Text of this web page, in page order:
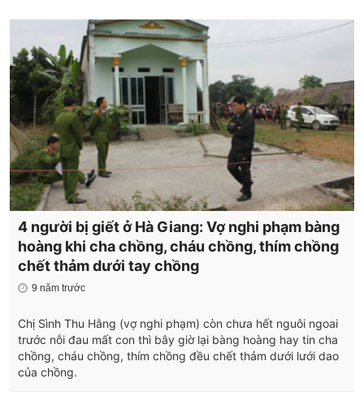
4 người bị giết ở Hà Giang: Vợ nghi phạm bàng
hoàng khi cha chồng, cháu chồng, thím chồng
chết thảm dưới tay chồng
9 năm trước
Chị Sình Thu Hằng (vợ nghi phạm) còn chưa hết nguôi ngoai
trước nỗi đau mất con thì bây giờ lại bàng hoàng hay tin cha
chồng, cháu chồng, thím chồng đều chết thảm dưới lưới dao
của chồng.